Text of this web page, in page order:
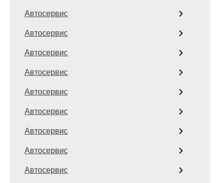
Автосервис
Автосервис
Автосервис
Автосервис
Автосервис
Автосервис
Автосервис
Автосервис
Автосервис